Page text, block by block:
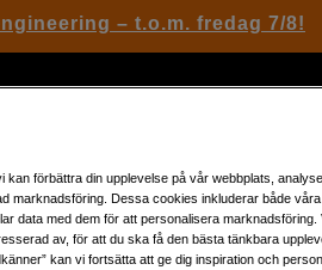
1014177
kanals analog mixer
– t.o.m. fredag 7/8!
förbättra din upplevelse på vår webbplats,
marknadsföring. Dessa cookies inkluderar både
data med dem för att personalisera marknadsföring.
av, för att du ska få den bästa tänkbara
kan vi fortsätta att ge dig inspiration och